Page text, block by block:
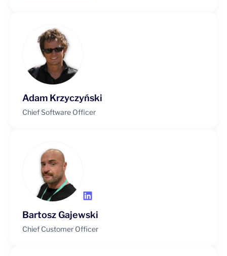
Adam Krzyczyński
Chief Software Officer
Bartosz Gajewski
Chief Customer Officer